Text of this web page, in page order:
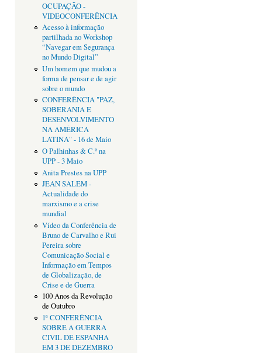
OCUPAÇÃO -
VIDEOCONFERÊNCIA
Acesso à informação
partilhada no Workshop
“Navegar em Segurança
no Mundo Digital”
Um homem que mudou a
forma de pensar e de agir
sobre o mundo
CONFERÊNCIA "PAZ,
SOBERANIA E
DESENVOLVIMENTO
NA AMÉRICA
LATINA" - 16 de Maio
O Palhinhas & C.ª na
UPP - 3 Maio
Anita Prestes na UPP
JEAN SALEM -
Actualidade do
marxismo e a crise
mundial
Vídeo da Conferência de
Bruno de Carvalho e Rui
Pereira sobre
Comunicação Social e
Informação em Tempos
de Globalização, de
Crise e de Guerra
100 Anos da Revolução
de Outubro
1ª CONFERÊNCIA
SOBRE A GUERRA
CIVIL DE ESPANHA
EM 3 DE DEZEMBRO